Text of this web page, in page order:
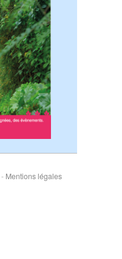
- Mentions légales